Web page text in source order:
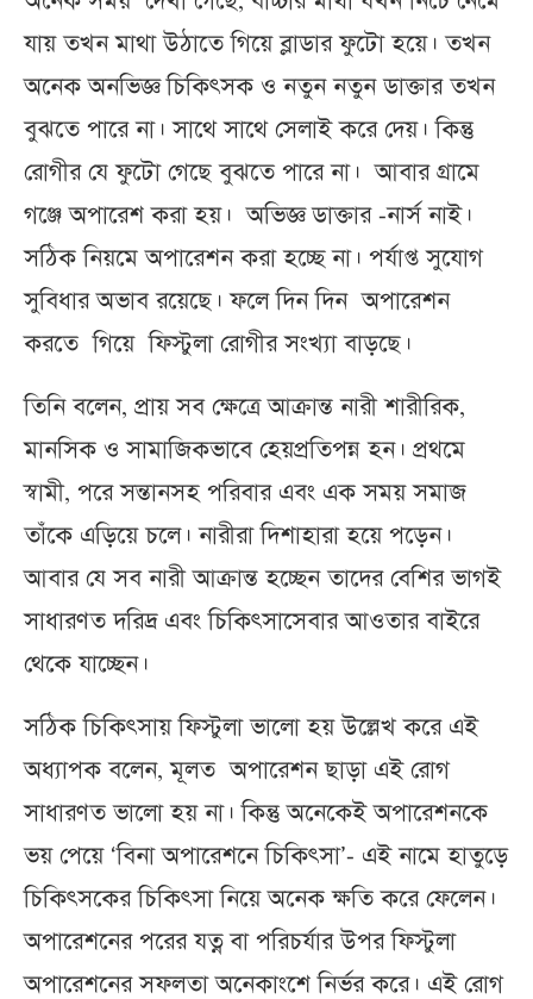
যায় তখন মাথা উঠাতে গিয়ে ব্লাডার ফুটো হয়ে। তখন
অনেক অনভিজ্ঞ চিকিৎসক ও নতুন নতুন ডাক্তার তখন
বুঝতে পারে না। সাথে সাথে সেলাই করে দেয়। কিন্তু
রোগীর যে ফুটো গেছে বুঝতে পারে না। আবার গ্রামে
গঞ্জে অপারেশ করা হয়। অভিজ্ঞ ডাক্তার -নার্স নাই।
সঠিক নিয়মে অপারেশন করা হচ্ছে না। পর্যাপ্ত সুযোগ
সুবিধার অভাব রয়েছে। ফলে দিন দিন অপারেশন
করতে গিয়ে ফিস্টুলা রোগীর সংখ্যা বাড়ছে।
তিনি বলেন, প্রায় সব ক্ষেত্রে আক্রান্ত নারী শারীরিক,
মানসিক ও সামাজিকভাবে হেয়প্রতিপন্ন হন। প্রথমে
স্বামী, পরে সন্তানসহ পরিবার এবং এক সময় সমাজ
তাঁকে এড়িয়ে চলে। নারীরা দিশাহারা হয়ে পড়েন।
আবার যে সব নারী আক্রান্ত হচ্ছেন তাদের বেশির ভাগই
সাধারণত দরিদ্র এবং চিকিৎসাসেবার আওতার বাইরে
থেকে যাচ্ছেন।
সঠিক চিকিৎসায় ফিস্টুলা ভালো হয় উল্লেখ করে এই
অধ্যাপক বলেন, মূলত অপারেশন ছাড়া এই রোগ
সাধারণত ভালো হয় না। কিন্তু অনেকেই অপারেশনকে
ভয় পেয়ে ‘বিনা অপারেশনে চিকিৎসা’- এই নামে হাতুড়ে
চিকিৎসকের চিকিৎসা নিয়ে অনেক ক্ষতি করে ফেলেন।
অপারেশনের পরের যত্ন বা পরিচর্যার উপর ফিস্টুলা
অপারেশনের সফলতা অনেকাংশে নির্ভর করে। এই রোগ